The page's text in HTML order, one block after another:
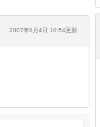
2007年8月4日 10:54更新